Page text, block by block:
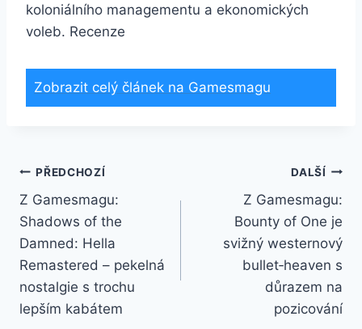
koloniálního managementu a ekonomických
voleb. Recenze
Zobrazit celý článek na Gamesmagu
PŘEDCHOZÍ
Z Gamesmagu:
Shadows of the
Damned: Hella
Remastered – pekelná
nostalgie s trochu
lepším kabátem
DALŠÍ
Z Gamesmagu:
Bounty of One je
svižný westernový
bullet‑heaven s
důrazem na
pozicování